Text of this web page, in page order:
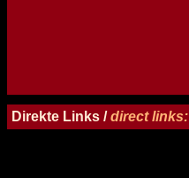
Direkte Links /direct links: